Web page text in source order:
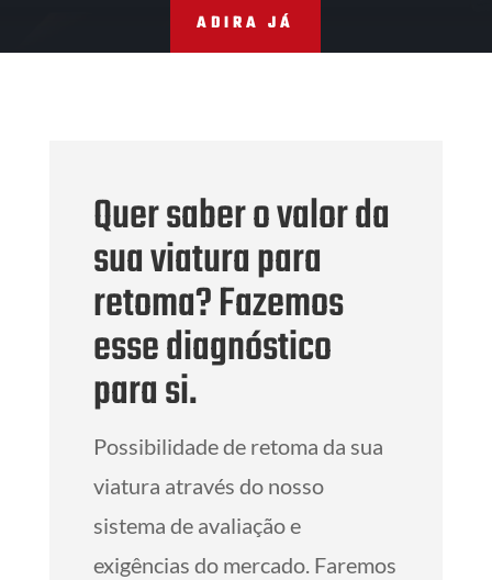
ADIRA JÁ
Quer saber o valor da
sua viatura para
retoma? Fazemos
esse diagnóstico
para si.
Possibilidade de retoma da sua
viatura através do nosso
sistema de avaliação e
exigências do mercado. Faremos